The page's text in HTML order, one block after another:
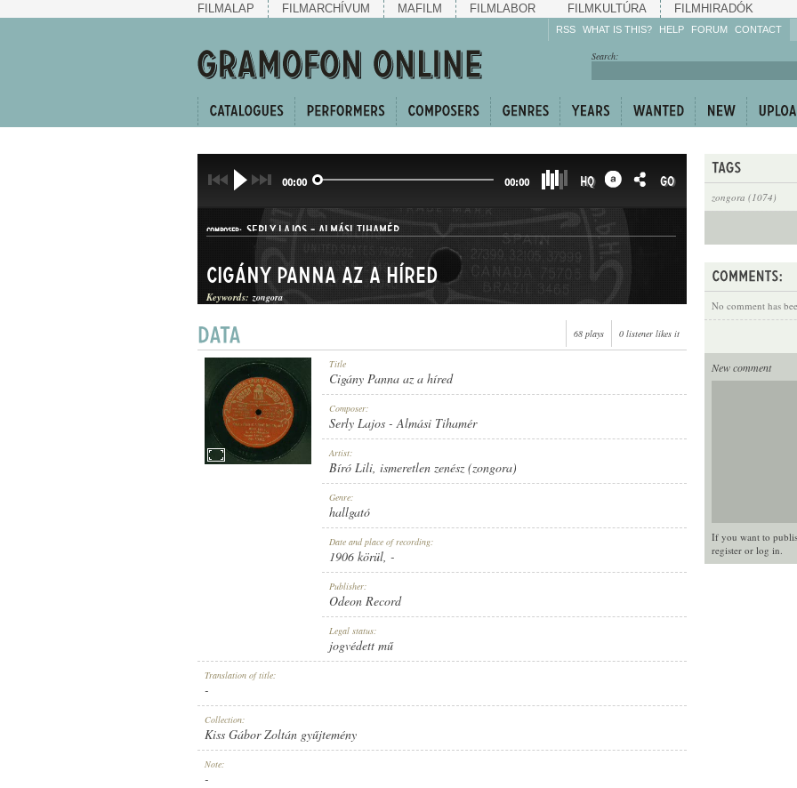
FILMALAP FILMARCHÍVUM MAFILM FILMLABOR FILMKULTÚRA FILMHIRADÓK
RSS WHAT IS THIS? HELP
Enrich!
Share!
FORUM CONTACT
Search:
zongora (1074)
No comment has
New comment
If you want to
register or log in.
00:00 00:00 HQ GO
COMPOSER: SERLY LAJOS - ALMÁSI TIHAMÉR
HALLGATÓ
RECORD NUMBER:
Cigány Panna az a híred
Keywords: zongora
68 plays 0 listener likes it
Title
Cigány Panna az a híred
Composer:
Serly Lajos -Almási Tihamér
Artist:
Bíró Lili, ismeretlen zenész (zongora)
Genre:
hallgató
Date and place of recording:
1906 körül, -
Publisher:
Odeon Record
Legal status:
jogvédett mű
Translation of title:
-
Collection:
Kiss Gábor Zoltán gyűjtemény
Note:
-